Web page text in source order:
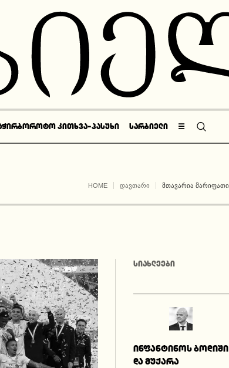
ᲙᲘᲗᲮᲕᲐ-ᲞᲐᲡᲣᲮᲘ ᲡᲐᲠᲑᲘᲔᲚᲘ ☰
HOME ᲓᲐᲕᲗᲐᲠᲘ ᲛᲗᲐᲕᲐᲠᲘᲐ ᲛᲐᲠᲘᲤᲐᲗᲘ
ᲡᲘᲐᲮᲚᲔᲔᲑᲘ
ინფანტინოს ბოდიში
და მუქარა